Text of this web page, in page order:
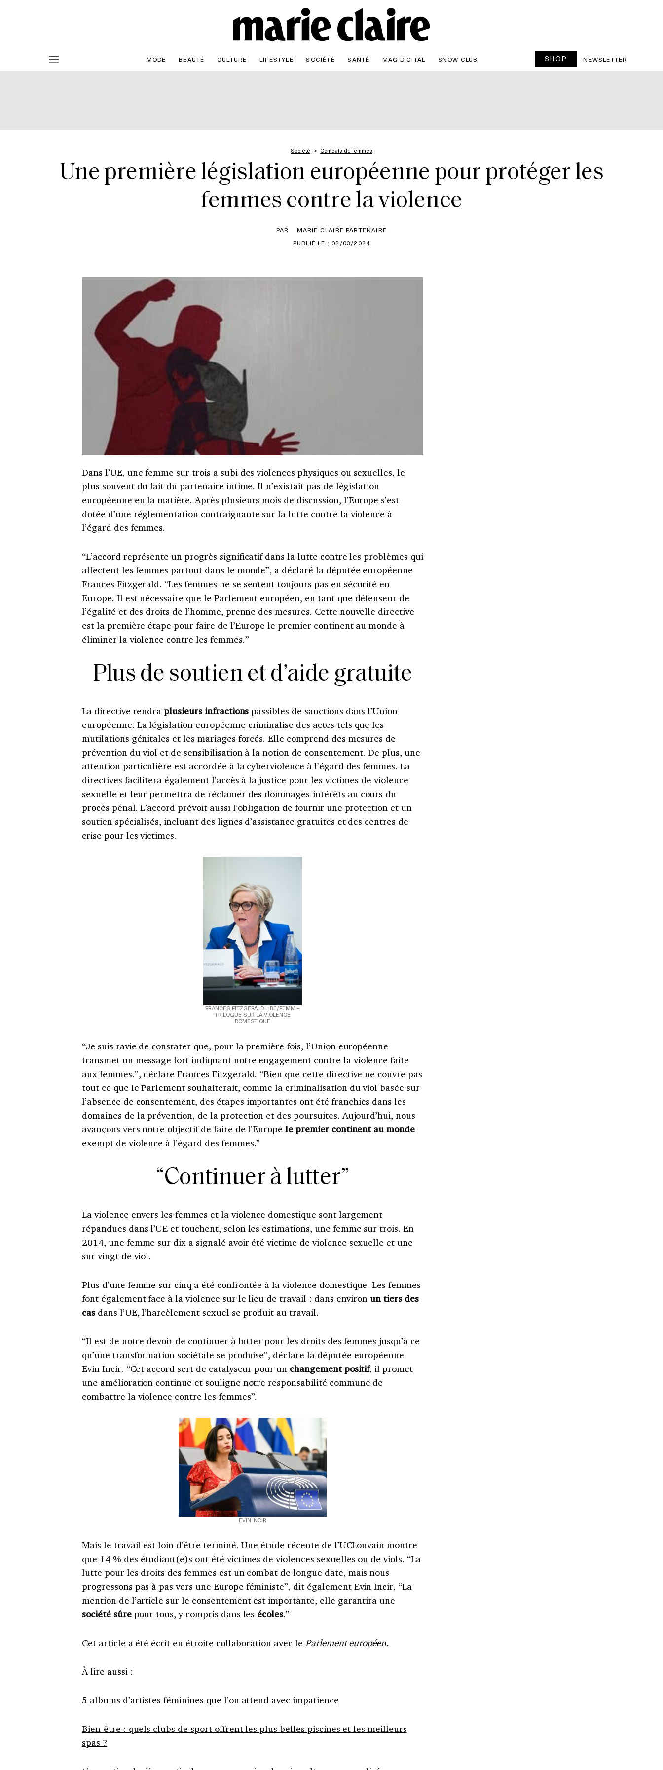
MODE BEAUTÉ CULTURE LIFESTYLE SOCIÉTÉ SANTÉ MAG DIGITAL SNOW CLUB SHOP NEWSLETTER
Société Combats de femmes
Une première législation européenne pour protéger les
femmes contre la violence
PAR
MARIE CLAIRE PARTENAIRE
PUBLIÉ LE : 02/03/2024
Dans l’UE, une femme sur trois a subi des violences physiques ou sexuelles, le
plus souvent du fait du partenaire intime. Il n’existait pas de législation
européenne en la matière. Après plusieurs mois de discussion, l’Europe s’est
dotée d’une réglementation contraignante sur la lutte contre la violence à
l’égard des femmes.
“L’accord représente un progrès significatif dans la lutte contre les problèmes qui
affectent les femmes partout dans le monde”, a déclaré la députée européenne
Frances Fitzgerald. “Les femmes ne se sentent toujours pas en sécurité en
Europe. Il est nécessaire que le Parlement européen, en tant que défenseur de
l’égalité et des droits de l’homme, prenne des mesures. Cette nouvelle directive
est la première étape pour faire de l’Europe le premier continent au monde à
éliminer la violence contre les femmes.”
Plus de soutien et d’aide gratuite
La directive rendraplusieurs infractions passibles de sanctions dans l’Union
européenne. La législation européenne criminalise des actes tels que les
mutilations génitales et les mariages forcés. Elle comprend des mesures de
prévention du viol et de sensibilisation à la notion de consentement. De plus, une
attention particulière est accordée à la cyberviolence à l’égard des femmes. La
directives facilitera également l’accès à la justice pour les victimes de violence
sexuelle et leur permettra de réclamer des dommages-intérêts au cours du
procès pénal. L’accord prévoit aussi l’obligation de fournir une protection et un
soutien spécialisés, incluant des lignes d’assistance gratuites et des centres de
crise pour les victimes.
FRANCES FITZGERALD LIBE/FEMM –
TRILOGUE SUR LA VIOLENCE
DOMESTIQUE
“Je suis ravie de constater que, pour la première fois, l’Union européenne
transmet un message fort indiquant notre engagement contre la violence faite
aux femmes.”, déclare Frances Fitzgerald. “Bien que cette directive ne couvre pas
tout ce que le Parlement souhaiterait, comme la criminalisation du viol basée sur
l’absence de consentement, des étapes importantes ont été franchies dans les
domaines de la prévention, de la protection et des poursuites. Aujourd’hui, nous
avançons vers notre objectifde faire de l’Europele premier continent au monde
exempt de violence à l’égard des femmes.”
“Continuer à lutter”
La violence envers les femmes et la violence domestique sont largement
répandues dans l’UE et touchent, selon les estimations, une femme sur trois. En
2014, une femme sur dix a signalé avoir été victime de violence sexuelle et une
sur vingt de viol.
Plus d’une femme sur cinq a été confrontée à la violence domestique. Les femmes
font également face à la violence sur le lieu de travail : dans environun tiers des
casdans l’UE, l’harcèlement sexuel se produit au travail.
“Il est de notre devoir de continuer à lutter pour les droits des femmes jusqu’à ce
qu’une transformation sociétale se produise”, déclare la députée européenne
Evin Incir. “Cet accord sert de catalyseur pour un changement positif, il promet
une amélioration continue et souligne notre responsabilité commune de
combattre la violence contre les femmes”.
EVIN INCIR
Mais le travail est loin d’être terminé. Une étude récente de l’UCLouvain montre
que 14 % des étudiant(e)s ont été victimes de violences sexuelles ou de viols. “La
lutte pour les droits des femmes est un combat de longue date, mais nous
progressons pas à pas vers une Europe féministe”, dit également Evin Incir. “La
mention de l’article sur le consentement est importante, elle garantira une
société sûrepour tous, y compris dans les écoles.”
Cet article a été écrit en étroite collaboration avec le Parlement européen.
À lire aussi :
5 albums d’artistes féminines que l’on attend avec impatience
Bien-être : quels clubs de sport offrent les plus belles piscines et les meilleurs
spas ?